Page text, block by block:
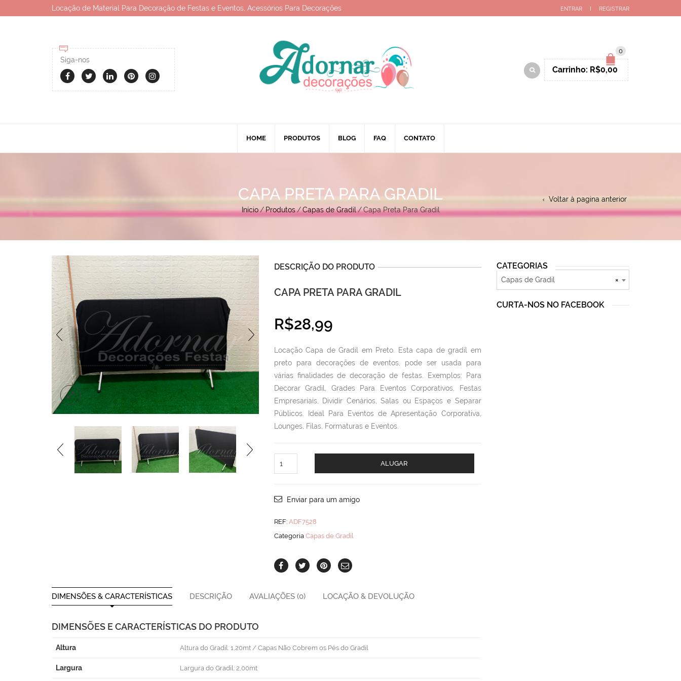
Locação de Material Para Decoração de Festas e Eventos, Acessórios Para Decorações ENTRAR REGISTRAR
Siga-nos
0
Carrinho: R$0,00
HOME PRODUTOS BLOG FAQ CONTATO
CAPA PRETA PARA GRADIL
Início/Produtos/Capas de Gradil/Capa Preta Para Gradil
Voltar à pagina anterior
DESCRIÇÃO DO PRODUTO
CAPA PRETA PARA GRADIL
R$28,99
Locação Capa de Gradil em Preto. Esta capa de gradil em
preto para decorações de eventos, pode ser usada para
várias finalidades de decoração de festas. Exemplos: Para
Decorar Gradil, Grades Para Eventos Corporativos, Festas
Empresariais, Dividir Cenários, Salas ou Espaços e Separar
Públicos. Ideal Para Eventos de Apresentação Corporativa,
Lounges, Filas, Formaturas e Eventos.
Preta
quantity
ALUGAR
Enviar para um amigo
REF: ADF7528
Categoria Capas de Gradil
DIMENSÕES & CARACTERÍSTICAS DESCRIÇÃO AVALIAÇÕES (0) LOCAÇÃO & DEVOLUÇÃO
DIMENSÕES E CARACTERÍSTICAS DO PRODUTO
Altura Altura do Gradil: 1,20mt / Capas Não Cobrem os Pés do Gradil
Largura Largura do Gradil: 2,00mt
CATEGORIAS
×
Capas de Gradil
CURTA-NOS NO FACEBOOK